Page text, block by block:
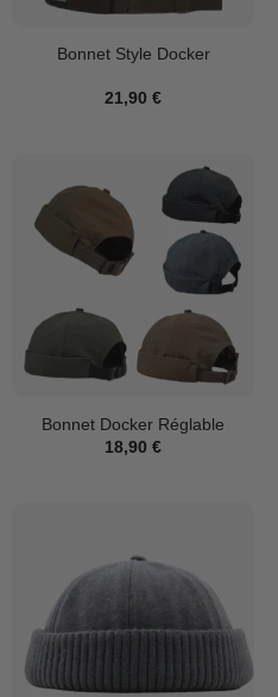
Bonnet Style Docker
21,90 €
Bonnet Docker Réglable
18,90 €